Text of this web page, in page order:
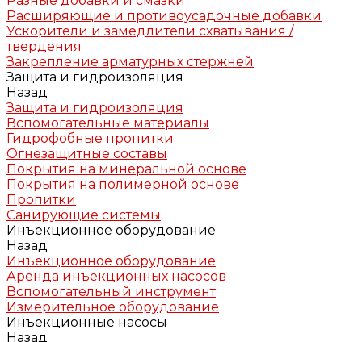
Расширяющие и противоусадочные добавки
Ускорители и замедлители схватывания /
твердения
Закрепление арматурных стержней
Защита и гидроизоляция
Назад
Защита и гидроизоляция
Вспомогательные материалы
Гидрофобные пропитки
Огнезащитные составы
Покрытия на минеральной основе
Покрытия на полимерной основе
Пропитки
Санирующие системы
Инъекционное оборудование
Назад
Инъекционное оборудование
Аренда инъекционных насосов
Вспомогательный инструмент
Измерительное оборудование
Инъекционные насосы
Назад